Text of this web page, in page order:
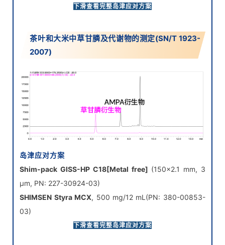
SHIMSEN农残混标，2024国抽气质方法 (PN: 380-
下滑查看完整岛津应对方案
茶叶和大米中草甘膦及代谢物的测定(SN/T 1923-
2007)
岛津应对方案
Shim-pack GISS-HP C18[Metal free] (150×2.1 mm, 3
μm, PN: 227-30924-03)
SHIMSEN Styra MCX, 500 mg/12 mL(PN: 380-00853-
03)
SHIMSEN Arc Vial PP 样品瓶及盖垫组合(PN: 380-00511
下滑查看完整岛津应对方案